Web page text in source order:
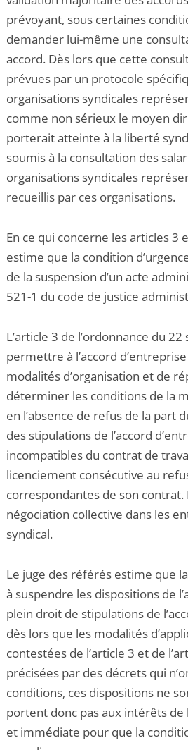
prévoyant, sous certaines
demander lui-même une
accord. Dès lors que cette
prévues par un protocole
organisations syndicales
comme non sérieux le moyen
porterait atteinte à la liberté
soumis à la consultation des
organisations syndicales
recueillis par ces organisations.
En ce qui concerne les articles 3
estime que la condition
de la suspension d’un acte
521-1 du code de justice
L’article 3 de l’ordonnance du
permettre à l’accord
modalités d’organisation et de
déterminer les conditions de la
en l’absence de refus de la part
des stipulations de l’accord
incompatibles du contrat de
licenciement consécutive au
correspondantes de son contrat.
négociation collective dans les
syndical.
Le juge des référés estime que la
à suspendre les dispositions de
plein droit de stipulations de
dès lors que les modalités
contestées de l’article 3 et de
précisées par des décrets qui
conditions, ces dispositions ne
portent donc pas aux intérêts
et immédiate pour que la